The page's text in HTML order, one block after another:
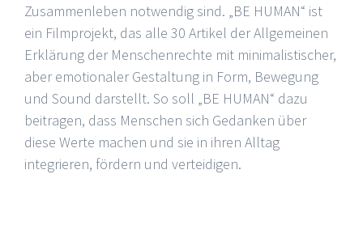
Zusammenleben notwendig sind. „BE HUMAN“ ist
ein Filmprojekt, das alle 30 Artikel der Allgemeinen
Erklärung der Menschenrechte mit minimalistischer,
aber emotionaler Gestaltung in Form, Bewegung
und Sound darstellt. So soll „BE HUMAN“ dazu
beitragen, dass Menschen sich Gedanken über
diese Werte machen und sie in ihren Alltag
integrieren, fördern und verteidigen.